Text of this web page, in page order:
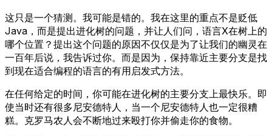
这只是一个猜测。我可能是错的。我在这里的重点不是贬低
Java，而是提出进化树的问题，并让人们问，语言X在树上的
哪个位置？提出这个问题的原因不仅仅是为了让我们的幽灵在
一百年后说，我告诉过你。而是因为，保持靠近主要分支是找
到现在适合编程的语言的有用启发式方法。
在任何给定的时间，你可能在进化树的主要分支上最快乐。即
使当时还有很多尼安德特人，当一个尼安德特人也一定很糟
糕。克罗马农人会不断地过来殴打你并偷走你的食物。